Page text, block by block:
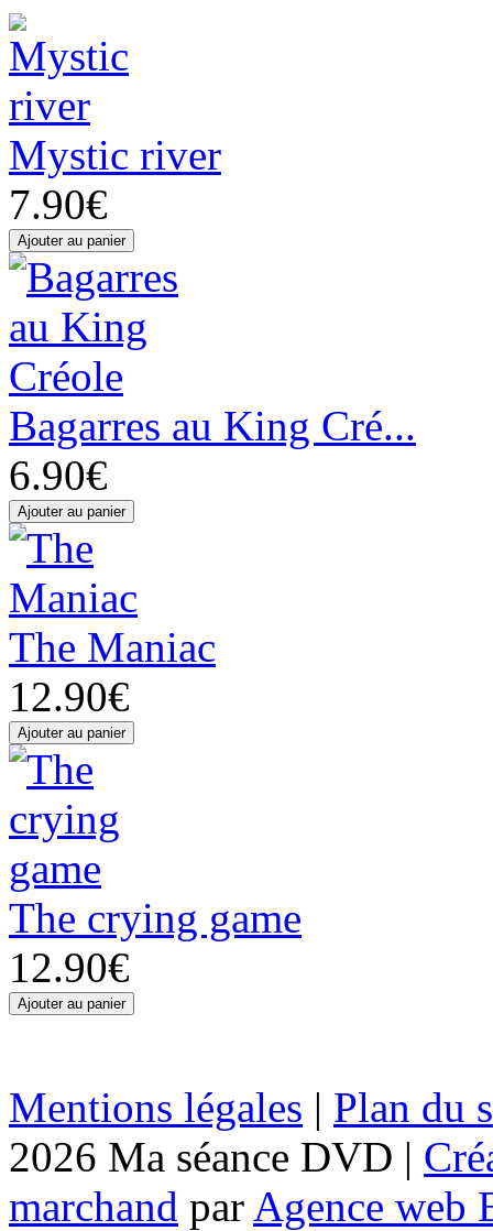
Mystic river
7.90€
Bagarres au King Cré...
6.90€
The Maniac
12.90€
The crying game
12.90€
Mentions légales | Plan du
2026 Ma séance DVD |
marchand par Agence web